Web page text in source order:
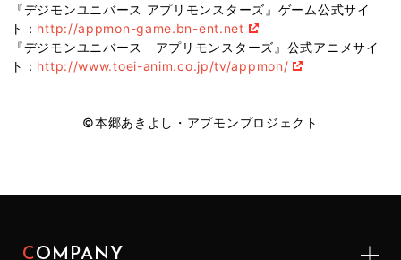
『デジモンユニバース アプリモンスターズ』ゲーム公式サイ
ト： http://appmon-game.bn-ent.net
『デジモンユニバース アプリモンスターズ』公式アニメサイ
ト： http://www.toei-anim.co.jp/tv/appmon/
©本郷あきよし・アプモンプロジェクト
COMPANY